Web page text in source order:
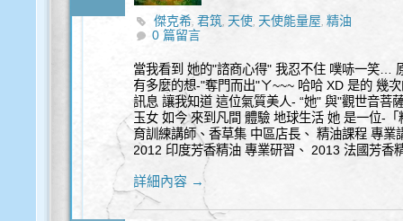
傑克希,君筑, 天使, 天使能量屋,精油
0 篇留言
當我看到 她的"諮商心得" 我忍不住 噗哧一笑…
有多麼的想-"奪門而出"ㄚ~~~ 哈哈 XD 是的 幾
訊息 讓我知道 這位氣質美人- “她" 與"觀世音菩
玉女 如今 來到凡間 體驗 地球生活 她 是一位-
育訓練講師、香草集 中區店長、 精油課程 專業
2012 印度芳香精油 專業研習、 2013 法國芳香
詳細內容 →